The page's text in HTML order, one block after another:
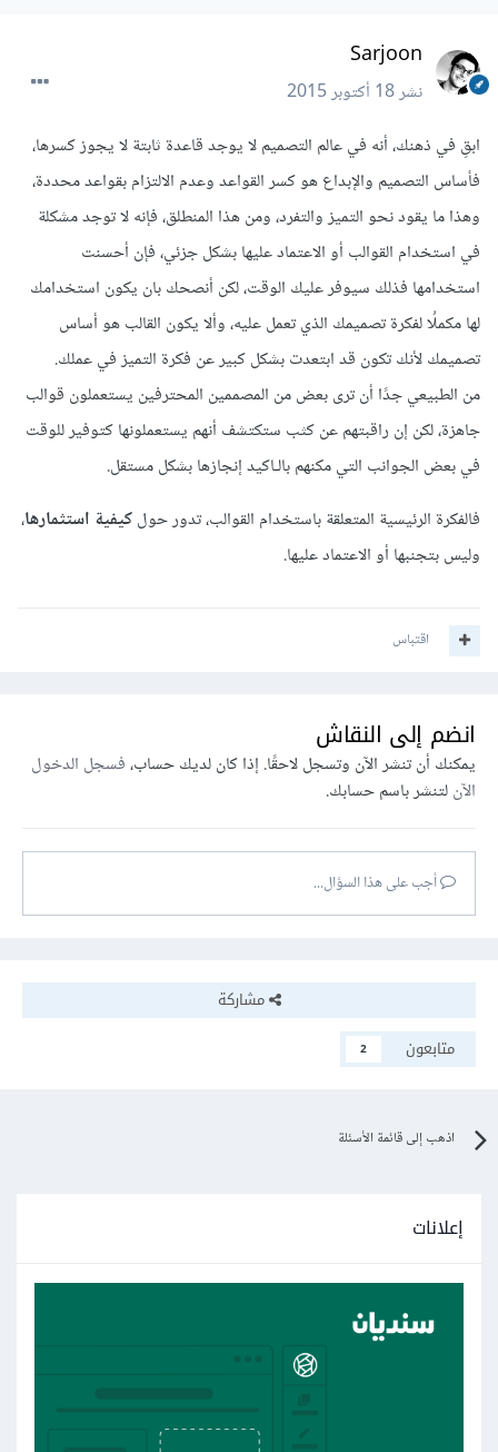
Sarjoon
نشر18 أكتوبر 2015
ابقِ في ذهنك، أنه في عالم التصميم لا يوجد قاعدة ثابتة لا يجوز كسرها،
فأساس التصميم والإبداع هو كسر القواعد وعدم الالتزام بقواعد محددة،
وهذا ما يقود نحو التميز والتفرد، ومن هذا المنطلق، فإنه لا توجد مشكلة
في استخدام القوالب أو الاعتماد عليها بشكل جزئي، فإن أحسنت
استخدامها فذلك سيوفر عليك الوقت، لكن أنصحك بان يكون استخدامك
لها مكملُا لفكرة تصميمك الذي تعمل عليه، وألا يكون القالب هو أساس
تصميمك لأنك تكون قد ابتعدت بشكل كبير عن فكرة التميز في عملك.
من الطبيعي جدًا أن ترى بعض من المصممين المحترفين يستعملون قوالب
جاهزة، لكن إن راقبتهم عن كثب ستكتشف أنهم يستعملونها كتوفير للوقت
في بعض الجوانب التي مكنهم بالـاكيد إنجازها بشكل مستقل.
فالفكرة الرئيسية المتعلقة باستخدام القوالب، تدور حولكيفية استثمارها،
وليس بتجنبها أو الاعتماد عليها.
اقتباس
انضم إلى النقاش
يمكنك أن تنشر الآن وتسجل لاحقًا. إذا كان لديك حساب،فسجل الدخول
الآنلتنشر باسم حسابك.
أجب على هذا السؤال...
مشاركة
متابعون
2
اذهب إلى قائمة الأسئلة
إعلانات